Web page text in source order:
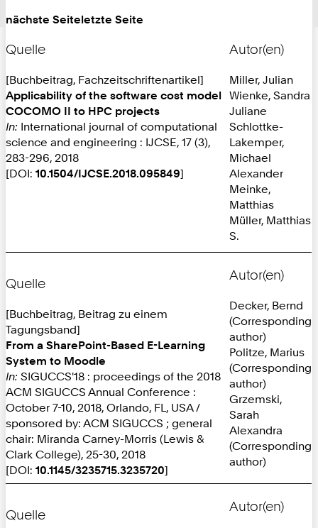
nächste Seiteletzte Seite
Quelle
[Buchbeitrag, Fachzeitschriftenartikel]
Applicability of the software cost model
COCOMO II to HPC projects
In: International journal of computational
science and engineering : IJCSE, 17 (3),
283-296, 2018
[DOI: 10.1504/IJCSE.2018.095849]
Autor(en)
Miller, Julian
Wienke, Sandra
Juliane
Schlottke-
Lakemper,
Michael
Alexander
Meinke,
Matthias
Müller, Matthias
S.
Quelle
[Buchbeitrag, Beitrag zu einem
Tagungsband]
From a SharePoint-Based E-Learning
System to Moodle
In: SIGUCCS'18 : proceedings of the 2018
ACM SIGUCCS Annual Conference :
October 7-10, 2018, Orlando, FL, USA /
sponsored by: ACM SIGUCCS ; general
chair: Miranda Carney-Morris (Lewis &
Clark College), 25-30, 2018
[DOI: 10.1145/3235715.3235720]
Autor(en)
Decker, Bernd
(Corresponding
author)
Politze, Marius
(Corresponding
author)
Grzemski,
Sarah
Alexandra
(Corresponding
author)
Quelle
Autor(en)